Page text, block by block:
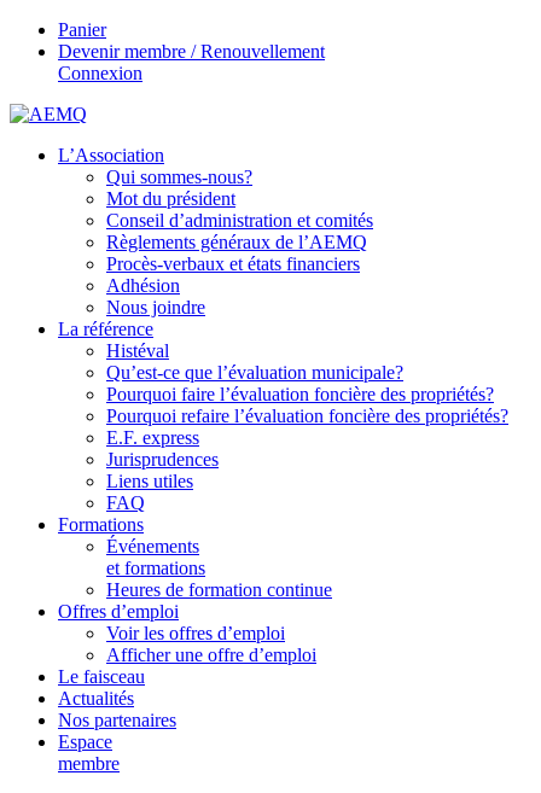
Panier
Devenir membre / Renouvellement
Connexion
L’Association
Qui sommes-nous?
Mot du président
Conseil d’administration et comités
Règlements généraux de l’AEMQ
Procès-verbaux et états financiers
Adhésion
Nous joindre
La référence
Histéval
Qu’est-ce que l’évaluation municipale?
Pourquoi faire l’évaluation foncière des propriétés?
Pourquoi refaire l’évaluation foncière des propriétés?
E.F. express
Jurisprudences
Liens utiles
FAQ
Formations
Événements
et formations
Heures de formation continue
Offres d’emploi
Voir les offres d’emploi
Afficher une offre d’emploi
Le faisceau
Actualités
Nos partenaires
Espace
membre